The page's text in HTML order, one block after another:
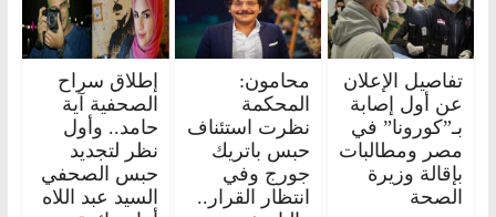
تفاصيل الإعلان
عن أول إصابة
بـ”كورونا” في
مصر ومطالبات
بإقالة وزيرة
الصحة
محامون:
المحكمة
نظرت استئناف
حبس باتريك
جورج وفي
انتظار القرار..
إطلاق سراح
الصحفية آية
حامد.. وأول
نظر لتجديد
حبس الصحفي
السيد عبد اللاه